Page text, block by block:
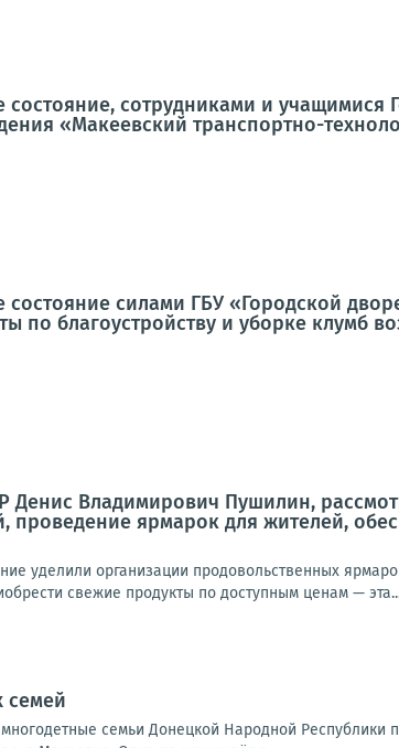
сотрудниками и учащимися
«Макеевский транспортно-
силами ГБУ «Городской
по благоустройству и уборке клумб
Денис Владимирович Пушилин,
ярмарок для жителей,
уделили организации продовольственных
свежие продукты по доступным ценам —
семей
семьи Донецкой Народной Республики